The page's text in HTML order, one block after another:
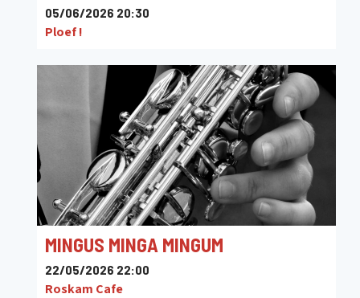
05/06/2026 20:30
Ploef !
MINGUS MINGA MINGUM
22/05/2026 22:00
Roskam Cafe